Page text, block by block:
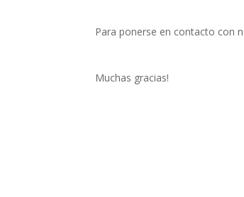
Para ponerse en contacto con
Muchas gracias!